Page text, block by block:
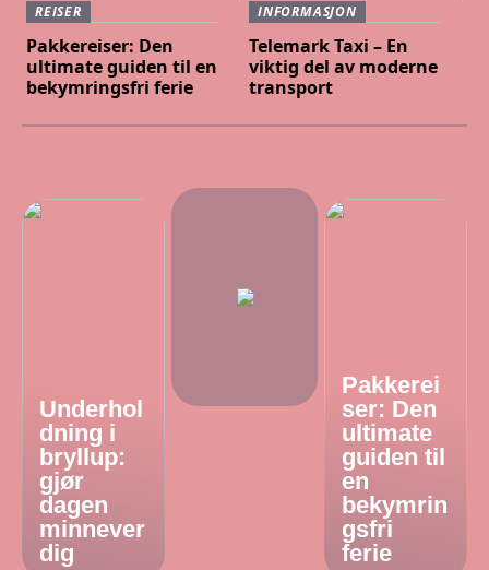
REISER
Pakkereiser: Den
ultimate guiden til en
bekymringsfri ferie
INFORMASJON
Telemark Taxi – En
viktig del av moderne
transport
Underhol
dning i
bryllup:
gjør
dagen
minnever
dig
Pakkerei
ser: Den
ultimate
guiden til
en
bekymrin
gsfri
ferie